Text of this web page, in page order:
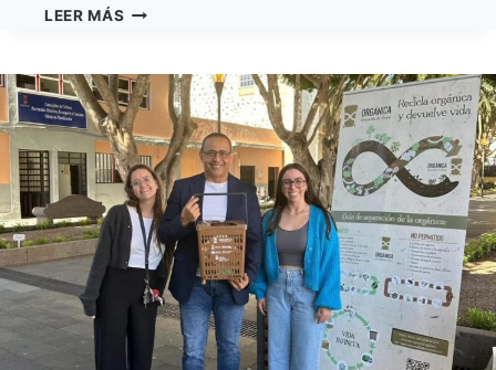
LEER MÁS
LA
REDACCIÓN
DEL
PROYECTO
DE
LA
RED
GENERAL
DE
AGUA
POTABLE
DESDE
CASABLANCA